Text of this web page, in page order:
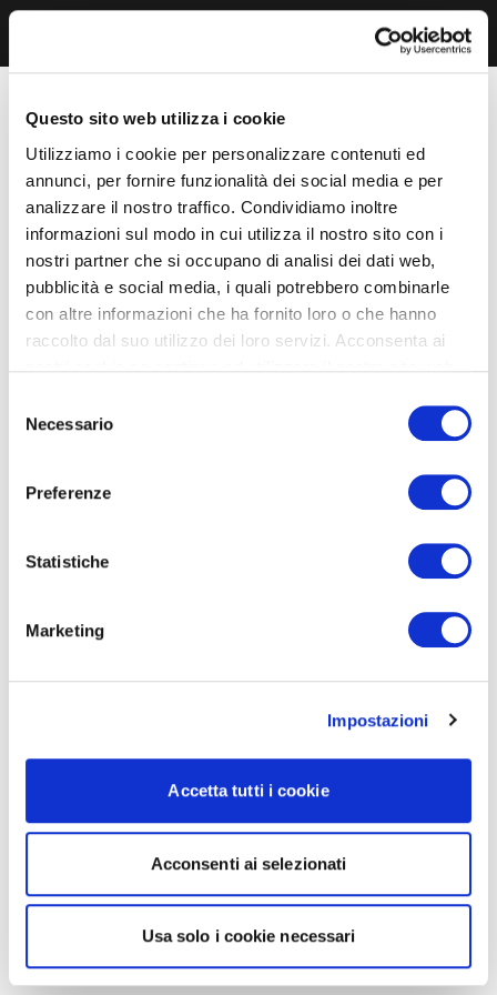
Questo sito web utilizza i cookie
Utilizziamo i cookie per personalizzare contenuti ed
annunci, per fornire funzionalità dei social media e per
analizzare il nostro traffico. Condividiamo inoltre
informazioni sul modo in cui utilizza il nostro sito con i
nostri partner che si occupano di analisi dei dati web,
pubblicità e social media, i quali potrebbero combinarle
con altre informazioni che ha fornito loro o che hanno
raccolto dal suo utilizzo dei loro servizi. Acconsenta ai
delNecessario
Preferenze
Statistiche
Marketing
Impostazioni
Accetta tutti i cookie
Acconsenti ai selezionati
Usa solo i cookie necessari